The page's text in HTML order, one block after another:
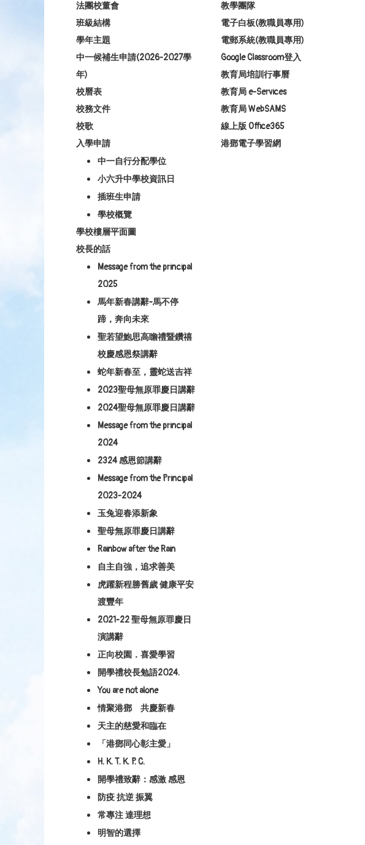
法團校董會
班級結構
學年主題
中一候補生申請(2026-2027學
年)
校曆表
校務文件
校歌
入學申請
中一自行分配學位
小六升中學校資訊日
插班生申請
學校概覽
學校樓層平面圖
校長的話
Message from the principal
2025
馬年新春講辭-馬不停
蹄，奔向未來
聖若望鮑思高瞻禮暨鑽禧
校慶感恩祭講辭
蛇年新春至，靈蛇送吉祥
2023聖母無原罪慶日講辭
2024聖母無原罪慶日講辭
Message from the principal
2024
2324 感恩節講辭
Message from the Principal
2023-2024
玉兔迎春添新象
聖母無原罪慶日講辭
Rainbow after the Rain
自主自強，追求善美
虎躍新程勝舊歲 健康平安
渡豐年
2021-22 聖母無原罪慶日
演講辭
正向校園．喜愛學習
開學禮校長勉語2024.
You are not alone
情聚港鄧 共慶新春
天主的慈愛和臨在
「港鄧同心彰主愛」
H. K. T. K. P. C.
開學禮致辭：感激 感恩
防疫 抗逆 振翼
常專注 達理想
明智的選擇
教學團隊
電子白板(教職員專用)
電郵系統(教職員專用)
Google Classroom登入
教育局培訓行事曆
教育局 e-Services
教育局 WebSAMS
線上版 Office365
港鄧電子學習網